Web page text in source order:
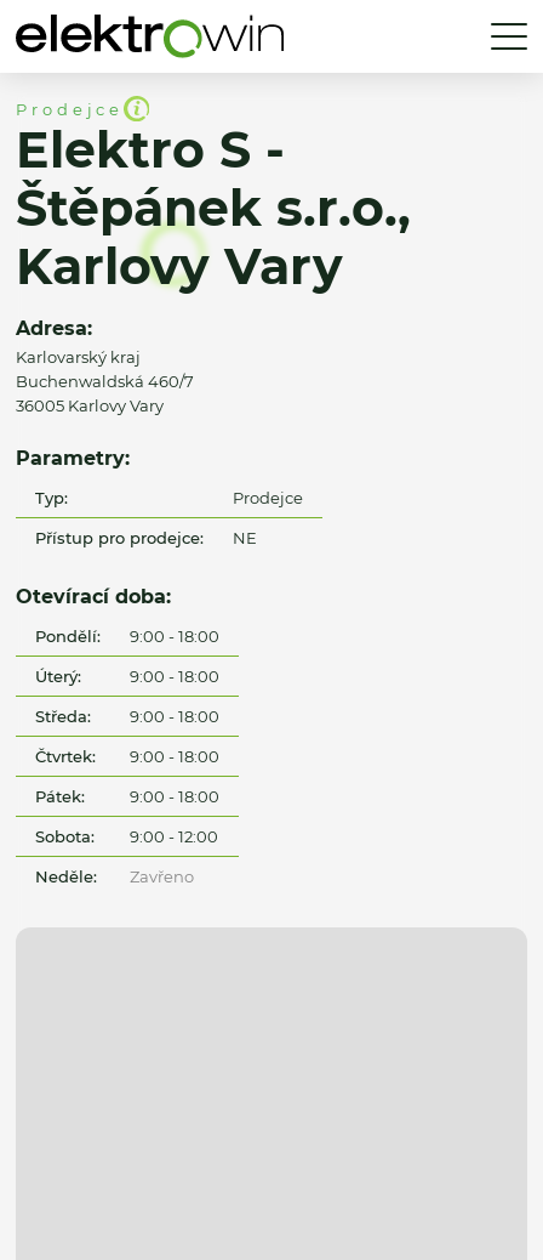
Prodejce
Elektro S -
Štěpánek s.r.o.,
Karlovy Vary
Adresa:
Karlovarský kraj
Buchenwaldská 460/7
36005 Karlovy Vary
Parametry:
Typ: Prodejce
Přístup pro prodejce: NE
Otevírací doba:
Pondělí: 9:00 - 18:00
Úterý: 9:00 - 18:00
Středa: 9:00 - 18:00
Čtvrtek: 9:00 - 18:00
Pátek: 9:00 - 18:00
Sobota: 9:00 - 12:00
Neděle: Zavřeno